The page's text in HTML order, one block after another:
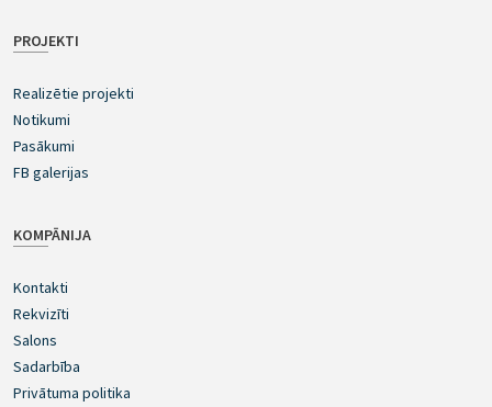
PROJEKTI
Realizētie projekti
Notikumi
Pasākumi
FB galerijas
KOMPĀNIJA
Kontakti
Rekvizīti
Salons
Sadarbība
Privātuma politika